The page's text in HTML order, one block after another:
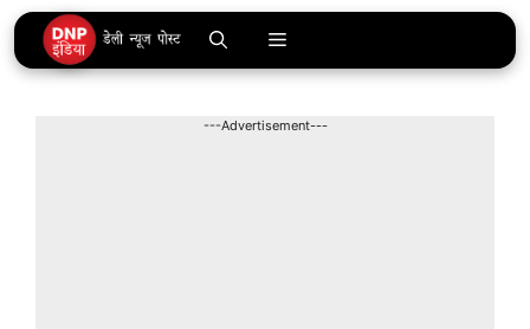
Skip
to
content
Menu
---Advertisement---